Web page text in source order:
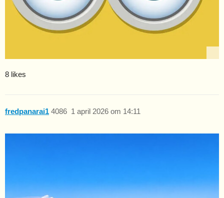
8 likes
fredpanarai1 1 april 2026 om 14:11
4086